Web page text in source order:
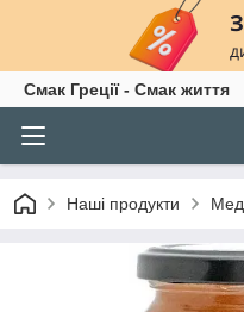
Смак Греції - Смак життя
Наші продукти Мед